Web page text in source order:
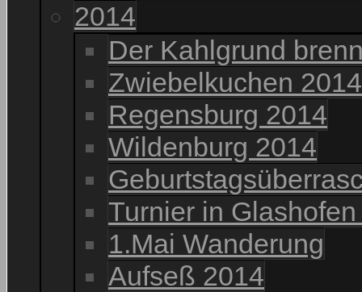
2014
Der Kahlgrund
Zwiebelkuchen 2014
Regensburg 2014
Wildenburg 2014
Turnier in
1.Mai Wanderung
Aufseß 2014